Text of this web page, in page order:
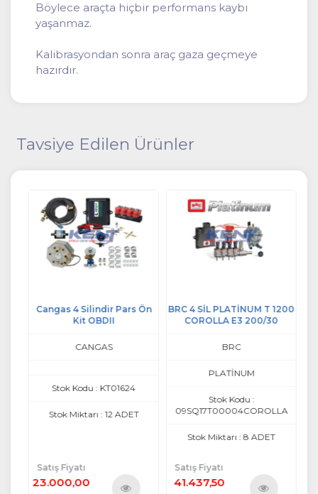
Böylece araçta hiçbir performans kaybı
yaşanmaz.
Kalibrasyondan sonra araç gaza geçmeye
hazırdır.
Tavsiye Edilen Ürünler
Cangas 4 Silindir Pars Ön
Kit OBDII
CANGAS
Stok Kodu : KT01624
Stok Miktarı : 12 ADET
Satış Fiyatı
23.000,00
BRC 4 SİL PLATİNUM T 1200
COROLLA E3 200/30
BRC
PLATİNUM
Stok Kodu :
09SQ17T00004COROLLA
Stok Miktarı : 8 ADET
Satış Fiyatı
41.437,50